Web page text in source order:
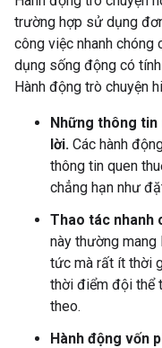
trường hợp sử dụng
công việc nhanh
dụng sống động có
Hành động trò chuyện
Những thông tin
lời. Các hành
thông tin quen
chẳng hạn như
Thao tác nhanh
này thường
tức mà rất ít thời
thời điểm đội thể
theo.
Hành động vốn